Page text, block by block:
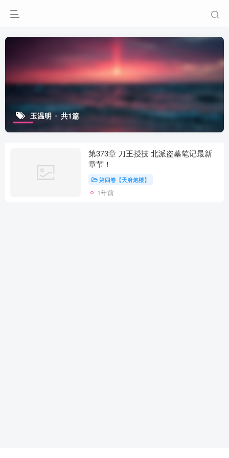
玉温明 共1篇
第373章 刀王授技 北派盗墓笔记最新
章节！
第四卷【天府炮楼】
1年前